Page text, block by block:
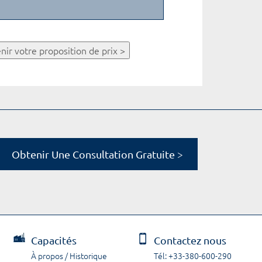
votre proposition de prix >
Obtenir Une Consultation Gratuite >
Capacités
À propos / Historique
Contactez nous
Tél: +33-380-600-290